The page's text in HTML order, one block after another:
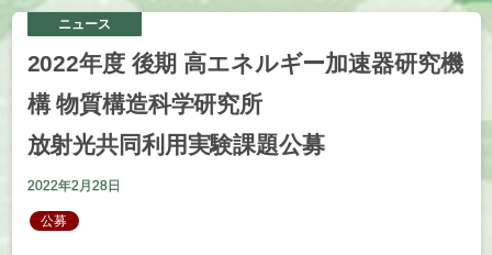
ニュース
2022年度 後期 高エネルギー加速器研究機
構 物質構造科学研究所
放射光共同利用実験課題公募
2022年2月28日
公募